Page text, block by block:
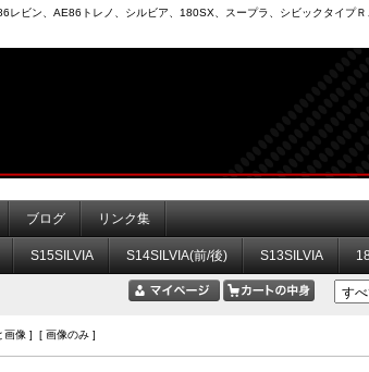
レビン、AE86トレノ、シルビア、180SX、スープラ、シビックタイプ
ブログ リンク集
S15SILVIA S14SILVIA(前/後) S13SILVIA
画像 ] [ 画像のみ ]